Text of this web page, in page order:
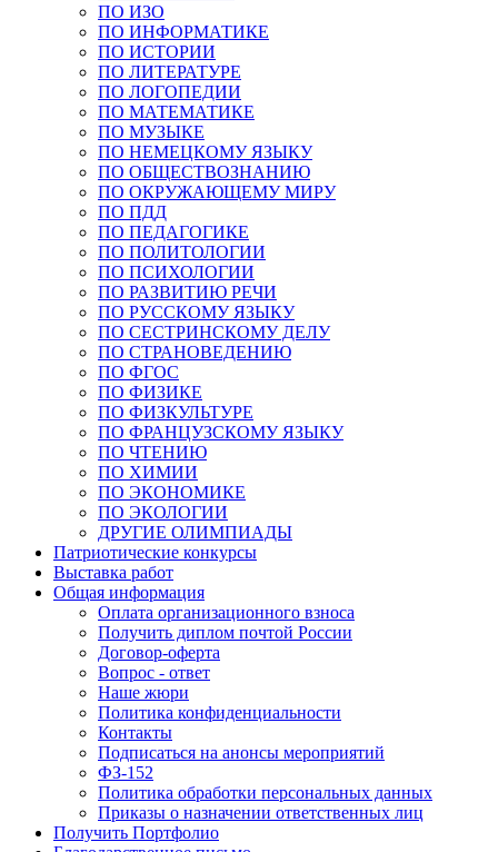
ПО ИЗО
ПО ИНФОРМАТИКЕ
ПО ИСТОРИИ
ПО ЛИТЕРАТУРЕ
ПО ЛОГОПЕДИИ
ПО МАТЕМАТИКЕ
ПО МУЗЫКЕ
ПО НЕМЕЦКОМУ ЯЗЫКУ
ПО ОБЩЕСТВОЗНАНИЮ
ПО ОКРУЖАЮЩЕМУ МИРУ
ПО ПДД
ПО ПЕДАГОГИКЕ
ПО ПОЛИТОЛОГИИ
ПО ПСИХОЛОГИИ
ПО РАЗВИТИЮ РЕЧИ
ПО РУССКОМУ ЯЗЫКУ
ПО СЕСТРИНСКОМУ ДЕЛУ
ПО СТРАНОВЕДЕНИЮ
ПО ФГОС
ПО ФИЗИКЕ
ПО ФИЗКУЛЬТУРЕ
ПО ФРАНЦУЗСКОМУ ЯЗЫКУ
ПО ЧТЕНИЮ
ПО ХИМИИ
ПО ЭКОНОМИКЕ
ПО ЭКОЛОГИИ
ДРУГИЕ ОЛИМПИАДЫ
Патриотические конкурсы
Выставка работ
Общая информация
Оплата организационного взноса
Получить диплом почтой России
Договор-оферта
Вопрос - ответ
Наше жюри
Политика конфиденциальности
Контакты
Подписаться на анонсы мероприятий
ФЗ-152
Политика обработки персональных данных
Приказы о назначении ответственных лиц
Получить Портфолио